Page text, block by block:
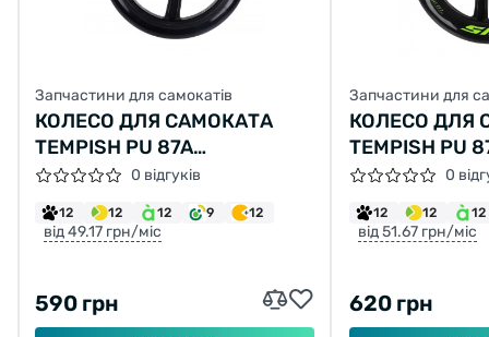
Запчастини для самокатів
КОЛЕСО ДЛЯ САМОКАТА
TEMPISH PU 87A
230X32/BLACK
0 відгуків
12 12 12 9 12
від 49.17 грн/міс
590 грн
Запчастини для
КОЛЕСО ДЛЯ
TEMPISH PU
230X32/
0
12 12 12
від 51.67 грн/міс
620 грн